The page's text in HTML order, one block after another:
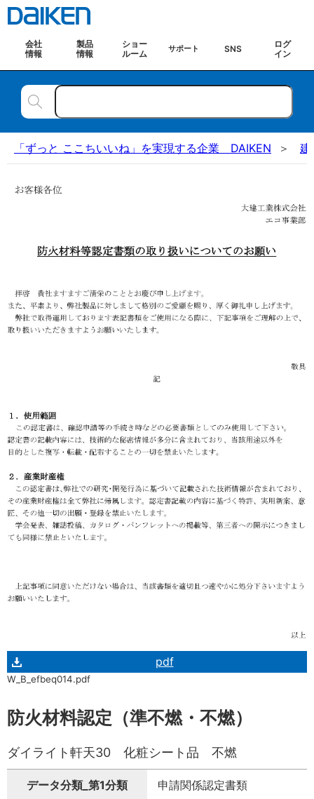
会社
情報
製品
情報
ショー
ルーム
サポート SNS
ログ
イン
「ずっと ここちいいね」を実現する企業 DAIKEN 建
pdf
W_B_efbeq014.pdf
防火材料認定（準不燃・不燃）
ダイライト軒天30 化粧シート品 不燃
データ分類_第1分類 申請関係認定書類